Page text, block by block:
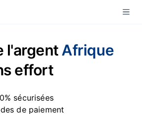
l'argentAfrique
effort
sécurisées
de paiement